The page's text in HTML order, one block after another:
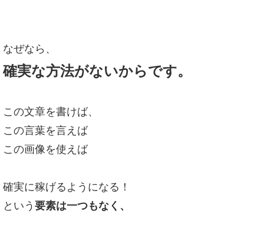
なぜなら、
確実な方法がないからです。
この文章を書けば、
この言葉を言えば
この画像を使えば
確実に稼げるようになる！
という要素は一つもなく、